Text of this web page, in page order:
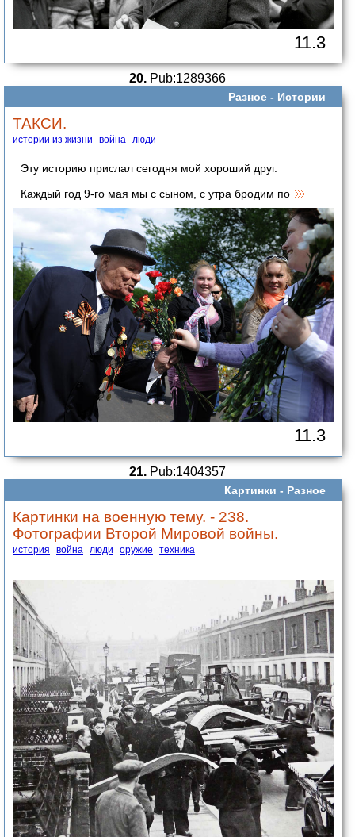
11.3
20. Pub:1289366
Разное - Истории
ТАКСИ.
истории из жизни война люди
Эту историю прислал сегодня мой хороший друг.
Каждый год 9-го мая мы с сыном, с утра бродим по
11.3
21. Pub:1404357
Картинки - Разное
Картинки на военную тему. - 238.
Фотографии Второй Мировой войны.
история война люди оружие техника